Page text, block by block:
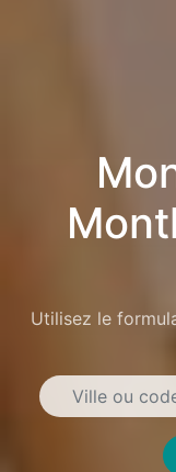
Utilisez le